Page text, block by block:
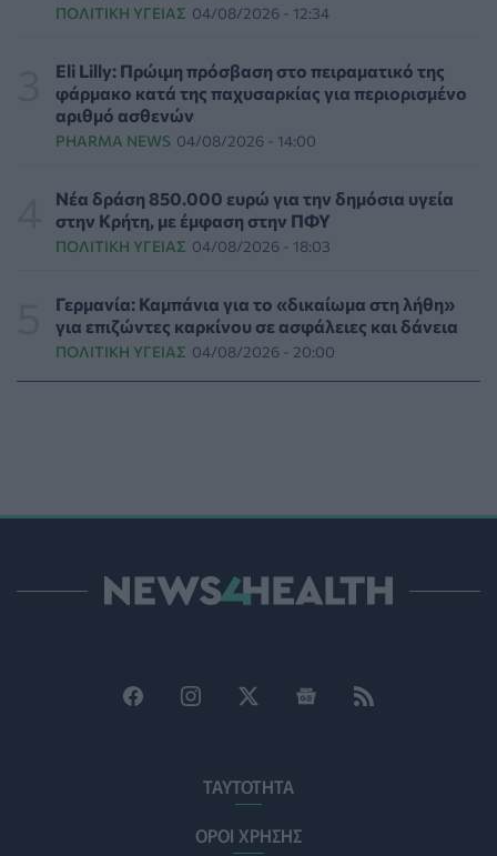
Ζακύνθου - Καταγγέλθηκαν οκτώ βιασμοί γυναικών
Έκτακτα μέτρα και στην Καστοριά κατά της διασποράς
της ευλογιάς των προβάτων
ΕΠΙΚΑΙΡΌΤΗΤΑ 06/08/2026 - 16:16
Τα τρία SOS στη μέση ηλικία που εξασφαλίζουν 13
επιπλέον χρόνια χωρίς άνοια
ΥΓΕΊΑ 06/08/2026 - 16:00
Εθελοντές του ΕΕΣ διέσωσαν δεκάδες οικόσιτα και
άγρια ζώα από τις φωτιές στη Δυτική Αττική
06/08/2026 - 15:42
ΥΓΕΊΑ 06/08/2026 - 15:00
ΕΔΟΕΑΠ: Συστάσεις για τις επερχόμενες ζέστες -
Πότε πρέπει να απευθυνθούμε στον γιατρό μας
06/08/2026 - 14:17
ΠΟΛΙΤΙΚΉ ΥΓΕΊΑΣ 04/08/2026 - 12:34
Eli Lilly: Πρώιμη πρόσβαση στο πειραματικό της
φάρμακο κατά της παχυσαρκίας για περιορισμένο
αριθμό ασθενών
PHARMA NEWS 04/08/2026 - 14:00
Νέα δράση 850.000 ευρώ για την δημόσια υγεία
στην Κρήτη, με έμφαση στην ΠΦΥ
ΠΟΛΙΤΙΚΉ ΥΓΕΊΑΣ 04/08/2026 - 18:03
Γερμανία: Καμπάνια για το «δικαίωμα στη λήθη»
για επιζώντες καρκίνου σε ασφάλειες και δάνεια
ΠΟΛΙΤΙΚΉ ΥΓΕΊΑΣ 04/08/2026 - 20:00
ΤΑΥΤΟΤΗΤΑ
ΟΡΟΙ ΧΡΗΣΗΣ